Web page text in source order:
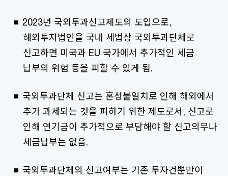
2023년 국외투과신고제도의 도입으로,
해외투자법인을 국내 세법상 국외투과단체로
신고하면 미국과 EU 국가에서 추가적인 세금
납부의 위험 등을 피할 수 있게 됨.
국외투과단체 신고는 혼성불일치로 인해 해외에서
추가 과세되는 것을 피하기 위한 제도로서, 신고로
인해 연기금이 추가적으로 부담해야 할 신고의무나
세금납부는 없음.
국외투과단체의 신고여부는 기존 투자건뿐만이